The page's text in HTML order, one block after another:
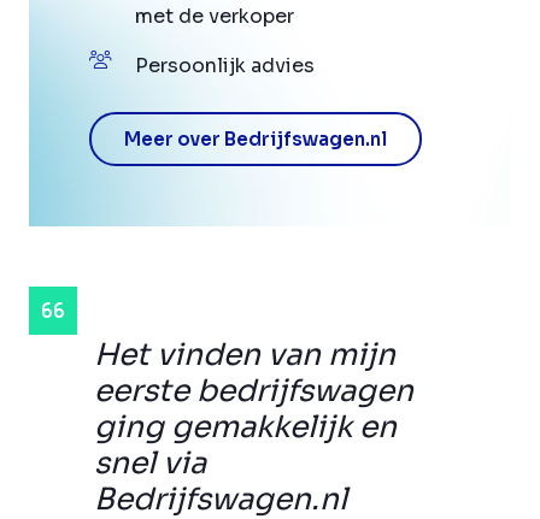
Het vinden van mijn
eerste bedrijfswagen
ging gemakkelijk en
snel via
Bedrijfswagen.nl
met de verkoper
Persoonlijk advies
Meer over Bedrijfswagen.nl